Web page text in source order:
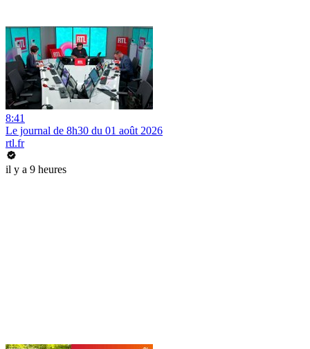
8:41
Le journal de 8h30 du 01 août 2026
rtl.fr
il y a 9 heures